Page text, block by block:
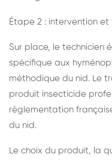
Étape 2 : intervention
Sur place, le technicien
spécifique aux
méthodique du nid. Le
produit insecticide
réglementation
du nid.
Le choix du produit, la